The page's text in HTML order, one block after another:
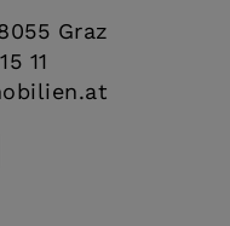
Graz
11